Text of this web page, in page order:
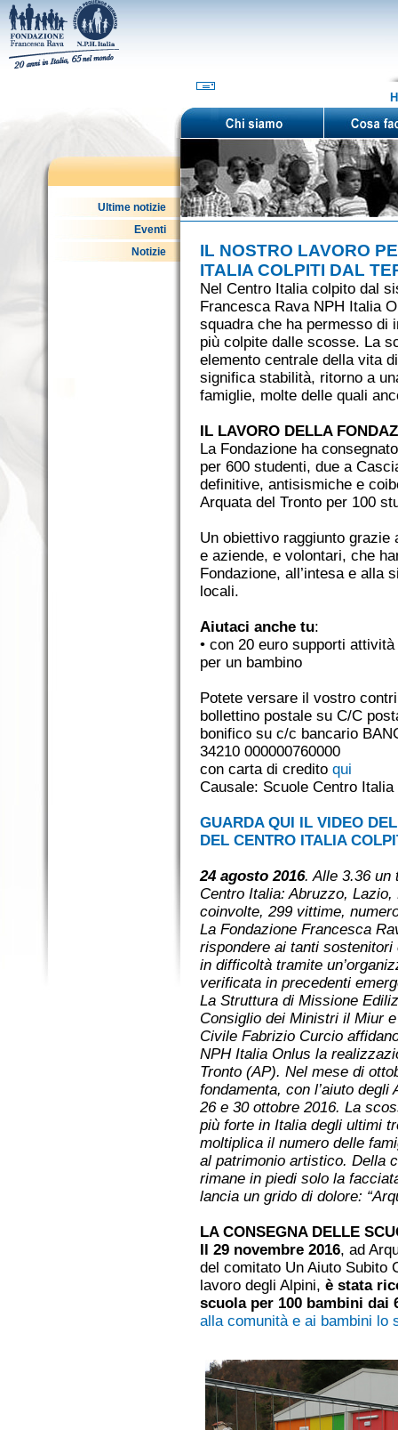
Ultime notizie
Eventi
Notizie
IL NOSTRO LAVORO
ITALIA COLPITI DAL
Nel Centro Italia colpito dal
Francesca Rava NPH Italia
squadra che ha permesso di
più colpite dalle scosse. La
elemento centrale della vita
significa stabilità, ritorno a
famiglie, molte delle quali
IL LAVORO DELLA
La Fondazione ha
per 600 studenti, due a
definitive, antisismiche e
Arquata del Tronto per 100
Un obiettivo raggiunto
e aziende, e volontari, che
Fondazione, all’intesa e alla
locali.
Aiutaci anche tu:
• con 20 euro supporti
per un bambino
Potete versare il vostro
bollettino postale su C/C
bonifico su c/c bancario
34210 000000760000
con carta di credito qui
Causale: Scuole Centro Italia
GUARDA QUI IL VIDEO
DEL CENTRO ITALIA
24 agosto 2016. Alle 3.36 un
Centro Italia: Abruzzo,
coinvolte, 299 vittime,
La Fondazione Francesca
rispondere ai tanti
in difficoltà tramite
verificata in precedenti
La Struttura di Missione
Consiglio dei Ministri il Miur
Civile Fabrizio Curcio
NPH Italia Onlus la
Tronto (AP). Nel mese di
fondamenta, con l’aiuto degli
26 e 30 ottobre 2016. La
più forte in Italia degli ultimi
moltiplica il numero delle
al patrimonio artistico. Della
rimane in piedi solo la
lancia un grido di dolore:
LA CONSEGNA DELLE
Il 29 novembre 2016, ad
del comitato Un Aiuto
lavoro degli Alpini, è stata
scuola per 100 bambini dai
alla comunità e ai bambini lo